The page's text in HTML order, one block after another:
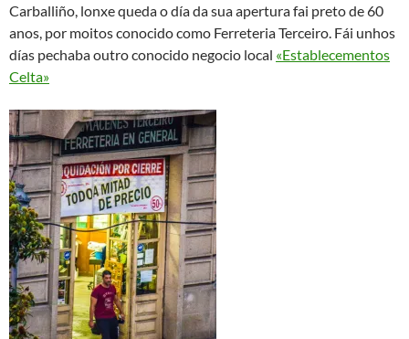
Carballiño, lonxe queda o día da sua apertura fai preto de 60
anos, por moitos conocido como Ferreteria Terceiro. Fái unhos
días pechaba outro conocido negocio local «Establecementos
Celta»